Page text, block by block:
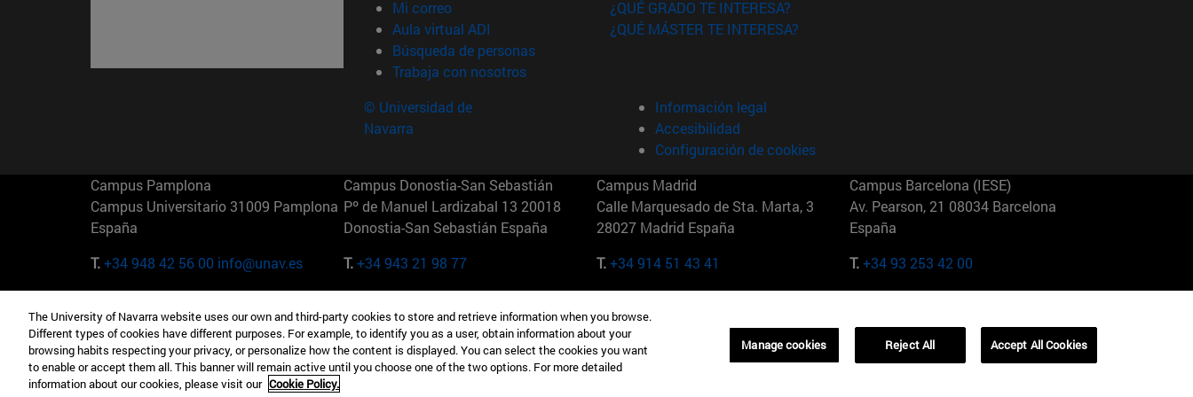
Mi correo(abre en nueva ventana)
Aula virtual ADI (abre en nueva ventana)
Búsqueda de personas(abre en nueva ventana)
Trabaja con nosotros(abre en nueva ventana)
¿QUÉ GRADO TE INTERESA?
¿QUÉ MÁSTER TE INTERESA?
© Universidad de
Navarra
Información legal
Accesibilidad
Configuración de cookies
Campus Pamplona
Campus Universitario 31009 Pamplona
España
T.+34 948 42 56 00 info@unav.es
Campus Donostia-San Sebastián
Pº de Manuel Lardizabal 13 20018
Donostia-San Sebastián España
T.+34 943 21 98 77
Campus Madrid
Calle Marquesado de Sta. Marta, 3
28027 Madrid España
T.+34 914 51 43 41
Campus Barcelona (IESE)
Av. Pearson, 21 08034 Barcelona
España
T.+34 93 253 42 00
Camino del Cerro Águila 3 28023
Madrid España
T.+34 912 11 30 00
165 W 57th St 10019-2201 Nueva York
EE.UU
T.+1 646 346 8850
Maria-Theresia-Straße 15 81675
Múnich Alemania
T.+49 89 24209790
01321001 Bela Vista Brasil
The University of Navarra website uses our own and third-party cookies to store and retrieve information when you browse.
Different types of cookies have different purposes. For example, to identify you as a user, obtain information about your
browsing habits respecting your privacy, or personalize how the content is displayed. You can select the cookies you want
to enable or accept them all. This banner will remain active until you choose one of the two options. For more detailed
information about our cookies, please visit our Cookie Policy.
Manage cookies Reject All Accept All Cookies